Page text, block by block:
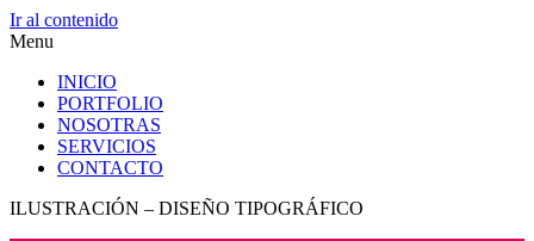
Ir al contenido
Menu
INICIO
PORTFOLIO
NOSOTRAS
SERVICIOS
CONTACTO
ILUSTRACIÓN – DISEÑO TIPOGRÁFICO